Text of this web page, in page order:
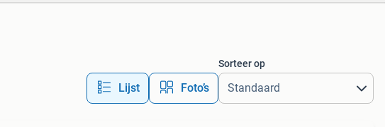
Lijst Foto’s
Sorteer op